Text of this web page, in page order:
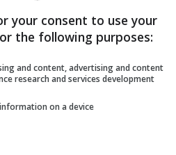
your consent to use your
the following purposes:
and content, advertising and content
research and services development
on a device